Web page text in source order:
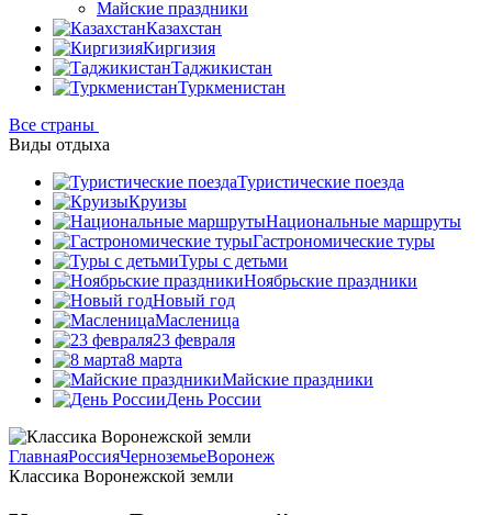
Майские праздники
Казахстан
Киргизия
Таджикистан
Туркменистан
Все страны
Виды отдыха
Туристические поезда
Круизы
Национальные маршруты
Гастрономические туры
Туры с детьми
Ноябрьские праздники
Новый год
Масленица
23 февраля
8 марта
Майские праздники
День России
ГлавнаяРоссияЧерноземьеВоронеж
Классика Воронежской земли